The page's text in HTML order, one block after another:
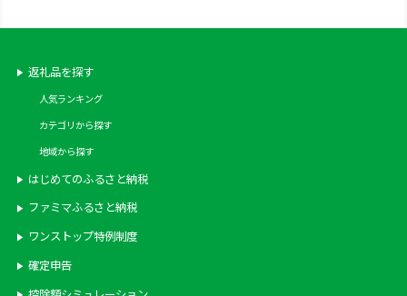
FAA-070
返礼品を探す
人気ランキング
カテゴリから探す
地域から探す
はじめてのふるさと納税
ファミマふるさと納税
ワンストップ特例制度
確定申告